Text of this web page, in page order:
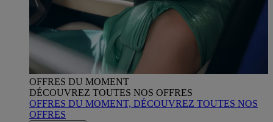
OFFRES DU MOMENT
DÉCOUVREZ TOUTES NOS OFFRES
OFFRES DU MOMENT, DÉCOUVREZ TOUTES NOS
OFFRES